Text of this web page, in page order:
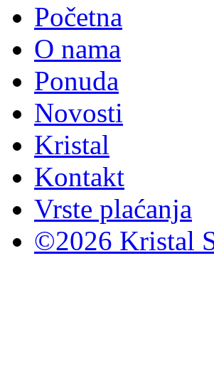
Početna
O nama
Ponuda
Novosti
Kristal
Kontakt
Vrste plaćanja
©2026 Kristal